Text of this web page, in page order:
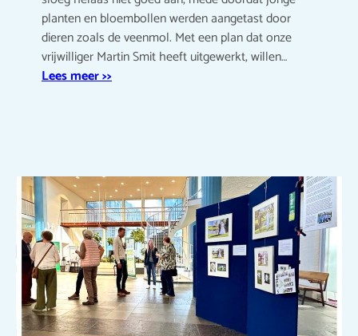
planten en bloembollen werden aangetast door
dieren zoals de veenmol. Met een plan dat onze
vrijwilliger Martin Smit heeft uitgewerkt, willen…
Lees meer >>